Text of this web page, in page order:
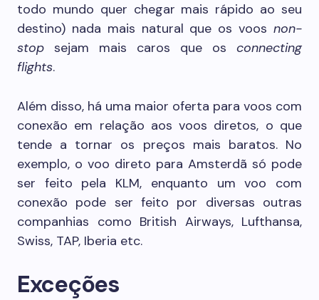
todo mundo quer chegar mais rápido ao seu
destino) nada mais natural que os voos non-
stop sejam mais caros que os connecting
flights.
Além disso, há uma maior oferta para voos com
conexão em relação aos voos diretos, o que
tende a tornar os preços mais baratos. No
exemplo, o voo direto para Amsterdã só pode
ser feito pela KLM, enquanto um voo com
conexão pode ser feito por diversas outras
companhias como British Airways, Lufthansa,
Swiss, TAP, Iberia etc.
Exceções